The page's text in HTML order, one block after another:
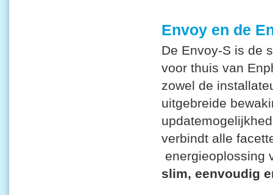
Envoy en de
De Envoy-S is de
voor thuis van
zowel de
uitgebreide
verbindt alle
energieoplossing
slim, eenvoudig